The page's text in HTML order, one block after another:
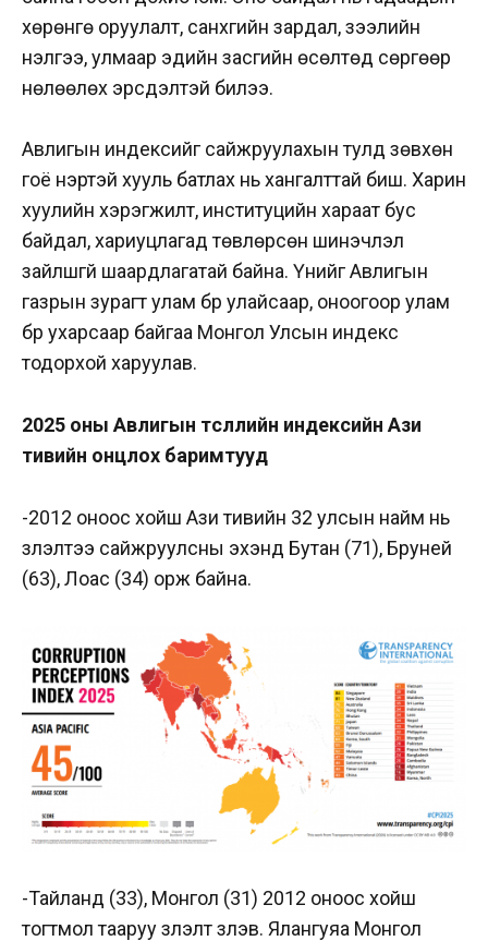
хөрөнгө оруулалт, санхүүгийн зардал, зээлийн
үнэлгээ, улмаар эдийн засгийн өсөлтөд сөргөөр
нөлөөлөх эрсдэлтэй билээ.
Авлигын индексийг сайжруулахын тулд зөвхөн
гоё нэртэй хууль батлах нь хангалттай биш. Харин
хуулийн хэрэгжилт, институцийн хараат бус
байдал, хариуцлагад төвлөрсөн шинэчлэл
зайлшгүй шаардлагатай байна. Үүнийг Авлигын
газрын зурагт улам бүр улайсаар, оноогоор улам
бүр ухарсаар байгаа Монгол Улсын индекс
тодорхой харуулав.
2025 оны Авлигын төсөөллийн индексийн Ази
тивийн онцлох баримтууд
-2012 оноос хойш Ази тивийн 32 улсын найм нь
үзүүлэлтээ сайжруулсны эхэнд Бутан (71), Бруней
(63), Лоас (34) орж байна.
-Тайланд (33), Монгол (31) 2012 оноос хойш
тогтмол тааруу үзүүлэлт үзүүлэв. Ялангуяа Монгол